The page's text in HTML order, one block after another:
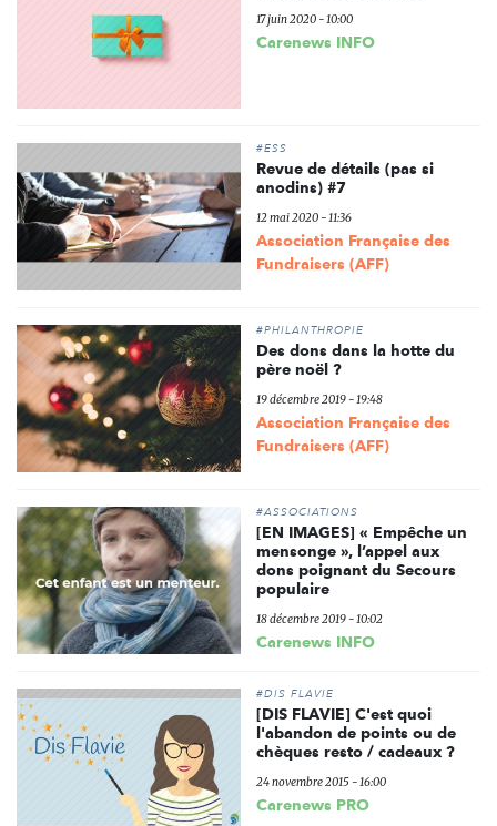
17 juin 2020 - 10:00
Carenews INFO
#ESS
Revue de détails (pas si
anodins) #7
12 mai 2020 - 11:36
Association Française des
Fundraisers (AFF)
#PHILANTHROPIE
Des dons dans la hotte du
père noël ?
19 décembre 2019 - 19:48
Association Française des
Fundraisers (AFF)
#ASSOCIATIONS
[EN IMAGES] « Empêche un
mensonge », l’appel aux
dons poignant du Secours
populaire
18 décembre 2019 - 10:02
Carenews INFO
#DIS FLAVIE
[DIS FLAVIE] C'est quoi
l'abandon de points ou de
chèques resto / cadeaux ?
24 novembre 2015 - 16:00
Carenews PRO